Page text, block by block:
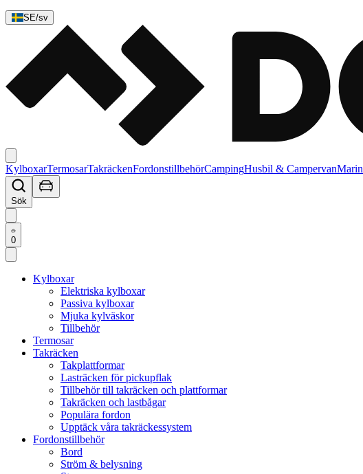
SE/sv
KylboxarTermosarTakräckenFordonstillbehörCampingHusbil & CampervanMarin
Sök
0
Kylboxar
Elektriska kylboxar
Passiva kylboxar
Mjuka kylväskor
Tillbehör
Termosar
Takräcken
Takplattformar
Lasträcken för pickupflak
Tillbehör till takräcken och plattformar
Takräcken och lastbågar
Populära fordon
Upptäck våra takräckessystem
Fordonstillbehör
Bord
Ström & belysning